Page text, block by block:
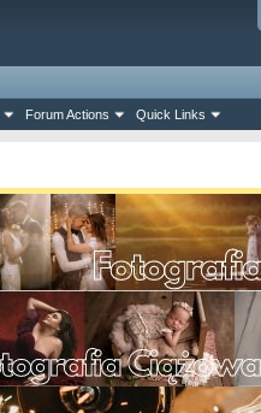
Forum Actions Quick Links